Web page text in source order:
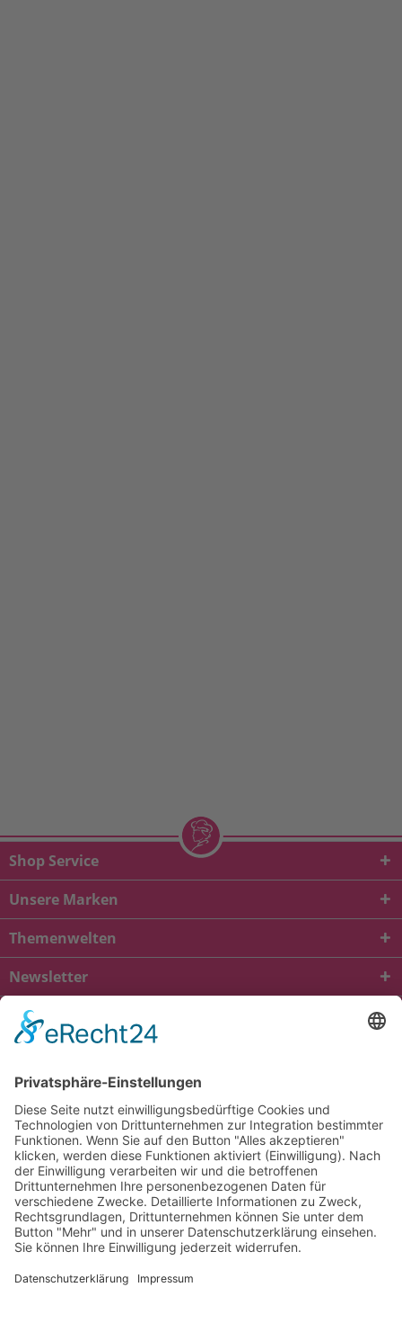
Shop Service
Unsere Marken
Themenwelten
Newsletter
* Alle Preise inkl. gesetzl. Mehrwertsteuer zzgl.
und ggf.
Nachnahmegebühren, wenn nicht anders beschrieben
viba.de
4.90von5.00bei1685
Kontakt Versandkosten und Lieferung
Zahlungsarten
FAQ – Häufig gestellte Fragen
Mein Konto
Allgemeine Geschäftsbedingungen
Datenschutz
Impressum
Barrierefreiheit
Cookie-Einstellungen
Widerrufsbelehrung
Vertrag widerrufen